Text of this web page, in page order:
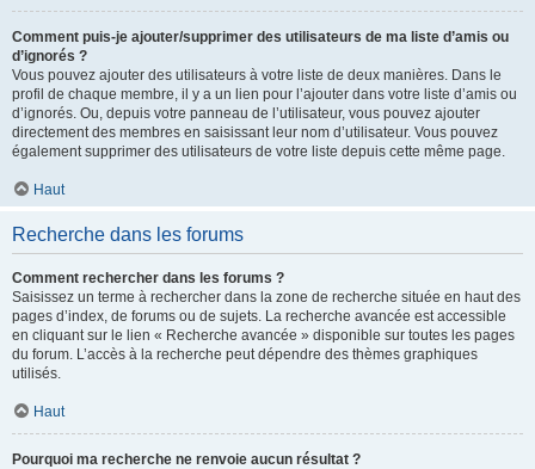
Comment puis-je ajouter/supprimer des utilisateurs de ma liste d’amis ou
d’ignorés ?
Vous pouvez ajouter des utilisateurs à votre liste de deux manières. Dans le
profil de chaque membre, il y a un lien pour l’ajouter dans votre liste d’amis ou
d’ignorés. Ou, depuis votre panneau de l’utilisateur, vous pouvez ajouter
directement des membres en saisissant leur nom d’utilisateur. Vous pouvez
également supprimer des utilisateurs de votre liste depuis cette même page.
Haut
Recherche dans les forums
Comment rechercher dans les forums ?
Saisissez un terme à rechercher dans la zone de recherche située en haut des
pages d’index, de forums ou de sujets. La recherche avancée est accessible
en cliquant sur le lien « Recherche avancée » disponible sur toutes les pages
du forum. L’accès à la recherche peut dépendre des thèmes graphiques
utilisés.
Haut
Pourquoi ma recherche ne renvoie aucun résultat ?